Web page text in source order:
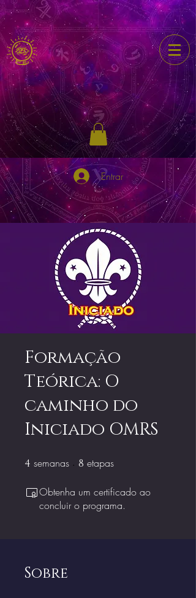
Entrar
Formação
Teórica: O
caminho do
Iniciado OMRS
4 semanas 4 semanas
8 etapas
Obtenha um certificado ao
concluir o programa.
Sobre